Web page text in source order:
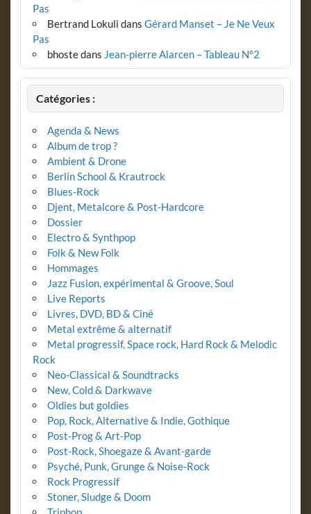
Pas
Bertrand Lokuli dans Gérard Manset – Je Ne Veux
Pas
bhostedans Jean-pierre Alarcen – Tableau N°2
Catégories :
Agenda & News
Album de trop ?
Ambient & Drone
Berlin School & Krautrock
Blues-Rock
Djent, Metalcore & Post-Hardcore
Dossier
Electro & Synthpop
Folk & New Folk
Hommages
Jazz Fusion, expérimental & Groove, Soul
Live Reports
Livres, DVD, BD & Ciné
Metal extrême & alternatif
Metal progressif, Space rock, Hard Rock & Melodic
Rock
Neo-Classical & Soundtracks
New, Cold & Darkwave
Oldies but goldies
Pop, Rock, Alternative & Indie, Gothique
Post-Prog & Art-Pop
Post-Rock, Shoegaze & Avant-garde
Psyché, Punk, Grunge & Noise-Rock
Rock Progressif
Stoner, Sludge & Doom